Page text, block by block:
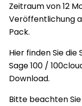
Zeitraum von 12
Veröffentlichung
Pack.
Hier finden Sie
Sage 100 /
Download.
Bitte beachten